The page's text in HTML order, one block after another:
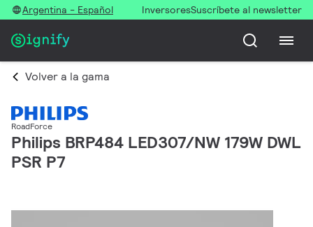
Argentina - Español InversoresSuscríbete al newsletter
Volver a la gama
RoadForce
Philips BRP484 LED307/NW 179W DWL
PSR P7